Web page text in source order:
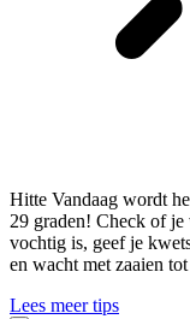
Hitte Vandaag wordt
29 graden! Check of
vochtig is, geef je
en wacht met zaaien
Lees meer tips